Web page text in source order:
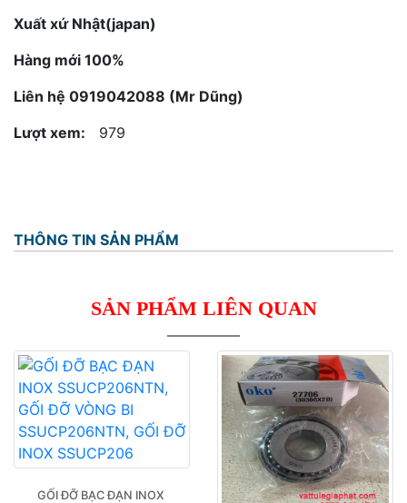
Xuất xứ Nhật(japan)
Hàng mới 100%
Liên hệ 0919042088 (Mr Dũng)
Lượt xem:
979
THÔNG TIN SẢN PHẨM
SẢN PHẨM LIÊN QUAN
GỐI ĐỠ BẠC ĐẠN INOX